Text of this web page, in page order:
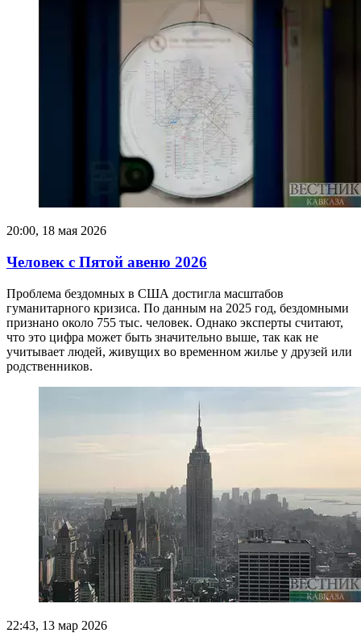
20:00, 18 мая 2026
Человек с Пятой авеню 2026
Проблема бездомных в США достигла масштабов
гуманитарного кризиса. По данным на 2025 год, бездомными
признано около 755 тыс. человек. Однако эксперты считают,
что это цифра может быть значительно выше, так как не
учитывает людей, живущих во временном жилье у друзей или
родственников.
22:43, 13 мар 2026